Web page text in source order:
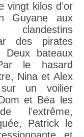
vingt kilos d’or
Guyane aux
clandestins
des pirates
Deux bateaux
le hasard
Nina et Alex
sur un voilier
et Béa les
l’extrême,
Patrick le